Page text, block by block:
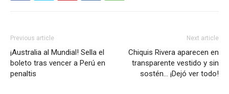
Previous article
¡Australia al Mundial! Sella el
boleto tras vencer a Perú en
penaltis
Next article
Chiquis Rivera aparecen en
transparente vestido y sin
sostén… ¡Dejó ver todo!